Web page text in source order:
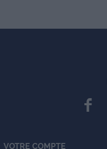
VOTRE COMPTE